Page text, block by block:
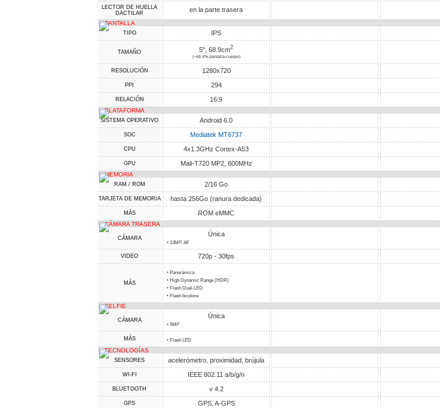
LECTOR DE HUELLA
DACTILAR
en la parte trasera
PANTALLA
TIPO IPS
TAMAÑO 5", 68.9cm2
(~68.4% pantalla-cuerpo)
RESOLUCIÓN 1280x720
PPI 294
RELACIÓN 16:9
PLATAFORMA
SISTEMA OPERATIVO Android 6.0
SOC Mediatek MT6737
CPU 4x1.3GHz Cortex-A53
GPU Mali-T720 MP2, 600MHz
MEMORIA
RAM / ROM 2/16 Go
TARJETA DE MEMORIA hasta 256Go (ranura dedicada)
MÁS ROM eMMC
CÁMARA TRASERA
CÁMARA
Única
• 13MP, AF
VIDEO 720p - 30fps
MÁS
• Panorámica
• High Dynamic Range (HDR)
• Flash Dual-LED
• Flash bicolore
SELFIE
CÁMARA
Única
• 5MP
MÁS • Flash LED
TECNOLOGÍAS
SENSORES acelerómetro, proximidad, brújula
WI-FI IEEE 802.11 a/b/g/n
BLUETOOTH v 4.2
GPS GPS, A-GPS